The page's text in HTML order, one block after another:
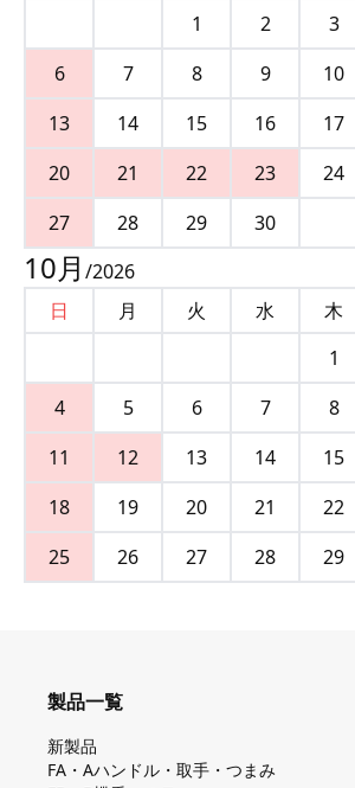
1
2 3
6
7 8 9 10
13
14 15 16 17
20
21 22 23 24
27
28 29 30
10月 /2026
日
月 火 水 木
1
4
5 6 7 8
11
12 13 14 15
18
19 20 21 22
25
26 27 28 29
製品一覧
新製品
FA・Aハンドル・取手・つまみ